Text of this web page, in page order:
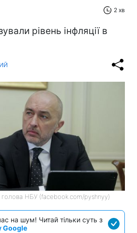
2 хв
рівень інфляції в
НБУ (facebook.com/pyshnyy)
на шум! Читай тільки суть з
Google